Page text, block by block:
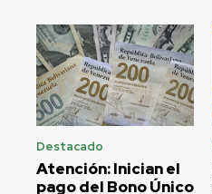
Destacado
Atención: Inician el
pago del Bono Único